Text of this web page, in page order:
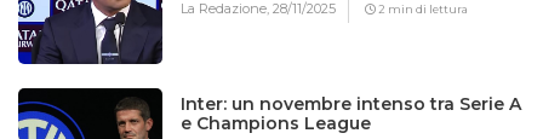
La Redazione,28/11/2025 2 min di lettura
Inter: un novembre intenso tra Serie A
e Champions League